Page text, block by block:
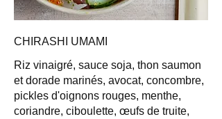
CHIRASHI UMAMI
Riz vinaigré, sauce soja, thon saumon
et dorade marinés, avocat, concombre,
pickles d'oignons rouges, menthe,
coriandre, ciboulette, œufs de truite,